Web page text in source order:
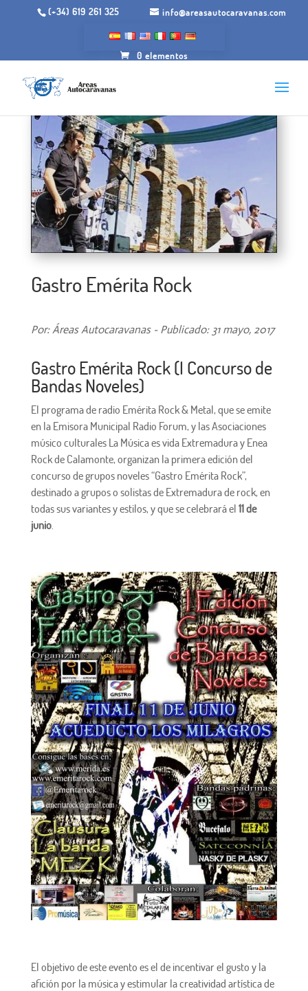
(+34) 619 261 325 info@areasautocaravanas.com
0 elementos
Gastro Emérita Rock
Por: Áreas Autocaravanas - Publicado: 31 mayo, 2017
Gastro Emérita Rock (I Concurso de
Bandas Noveles)
El programa de radio Emérita Rock & Metal, que se emite
en la Emisora Municipal Radio Forum, y las Asociaciones
músico culturales La Música es vida Extremadura y Enea
Rock de Calamonte, organizan la primera edición del
concurso de grupos noveles “Gastro Emérita Rock”,
destinado a grupos o solistas de Extremadura de rock, en
todas sus variantes y estilos, y que se celebrará el 11 de
junio.
El objetivo de este evento es el de incentivar el gusto y la
afición por la música y estimular la creatividad artística de